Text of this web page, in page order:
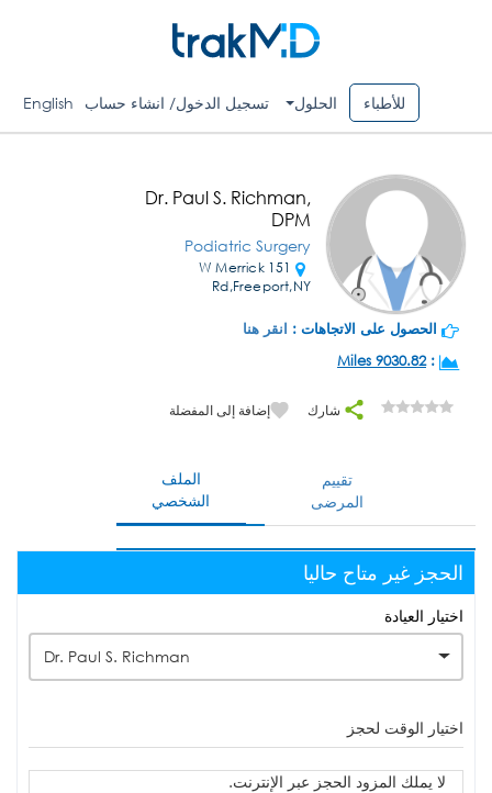
للأطباء الحلول تسجيل الدخول/ انشاء حساب English
Dr. Paul S. Richman,
DPM
Podiatric Surgery
151 W Merrick
Rd,Freeport,NY
الحصول على الاتجاهات : انقر هنا
:
9030.82 Miles
شارك إضافة إلى المفضلة
الملف
الشخصي
تقييم
المرضى
الحجز غير متاح حاليا
اختيار العيادة
Dr. Paul S. Richman
اختيار الوقت لحجز
لا يملك المزود الحجز عبر الإنترنت.